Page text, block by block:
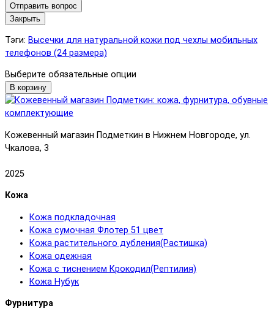
Отправить вопрос
Закрыть
Тэги: Высечки для натуральной кожи под чехлы мобильных
телефонов (24 размера)
Выберите обязательные опции
В корзину
Кожевенный магазин Подметкин в Нижнем Новгороде, ул.
Чкалова, 3
2025
Кожа
Кожа подкладочная
Кожа сумочная Флотер 51 цвет
Кожа растительного дубления(Растишка)
Кожа одежная
Кожа с тиснением Крокодил(Рептилия)
Кожа Нубук
Фурнитура